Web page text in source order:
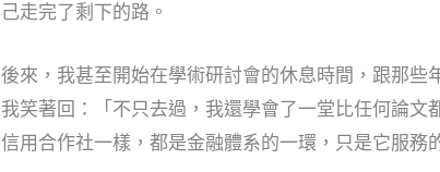
己走完了剩下的路。
後來，我甚至開始在學術研討會的休息時間，跟那些
我笑著回：「不只去過，我還學會了一堂比任何論文
信用合作社一樣，都是金融體系的一環，只是它服務